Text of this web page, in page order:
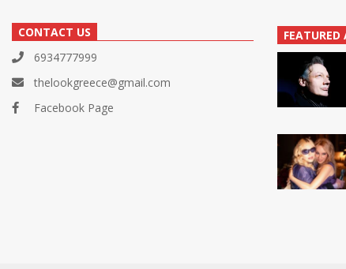
CONTACT US
6934777999
thelookgreece@gmail.com
Facebook Page
FEATURED